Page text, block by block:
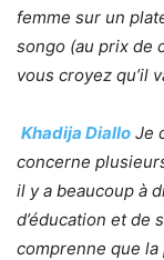
femme sur un
songo (au prix de
vous croyez qu’il
Khadija Diallo Je
concerne
il y a beaucoup à
d’éducation et de
comprenne que la